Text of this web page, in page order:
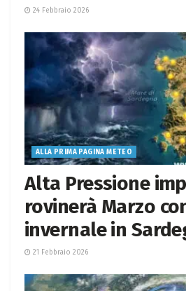
24 Febbraio 2026
ALLA PRIMA PAGINA METEO
Alta Pressione
rovinerà Marzo
invernale in
21 Febbraio 2026